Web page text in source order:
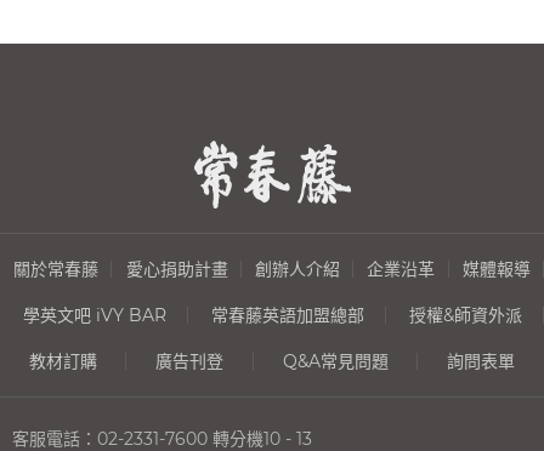
關於常春藤 愛心捐助計畫 創辦人介紹 企業沿革 媒體報導
學英文吧 iVY BAR 常春藤英語加盟總部 授權&師資外派
教材訂購 廣告刊登 Q&A常見問題 詢問表單
客服電話： 02-2331-7600 轉分機10 - 13